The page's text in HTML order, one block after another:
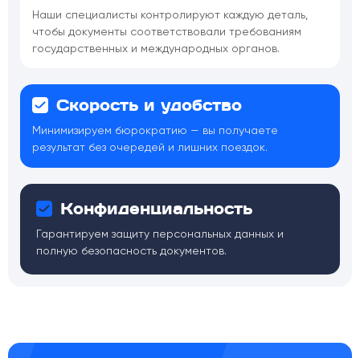
Наши специалисты контролируют каждую деталь,
чтобы документы соответствовали требованиям
государственных и международных органов.
Скорость и удобство
Минимизируем бюрократию — вы получаете
результат без очередей и лишних поездок.
Конфиденциальность
Гарантируем защиту персональных данных и
полную безопасность документов.